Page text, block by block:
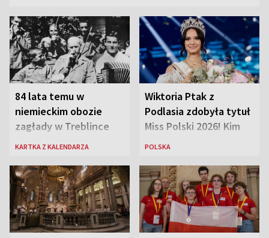
84 lata temu w
niemieckim obozie
zagłady w Treblince
zmarł Janusz Korczak
KARTKA Z KALENDARZA
Wiktoria Ptak z
Podlasia zdobyła tytuł
Miss Polski 2026! Kim
jest nowa królowa
POLSKA